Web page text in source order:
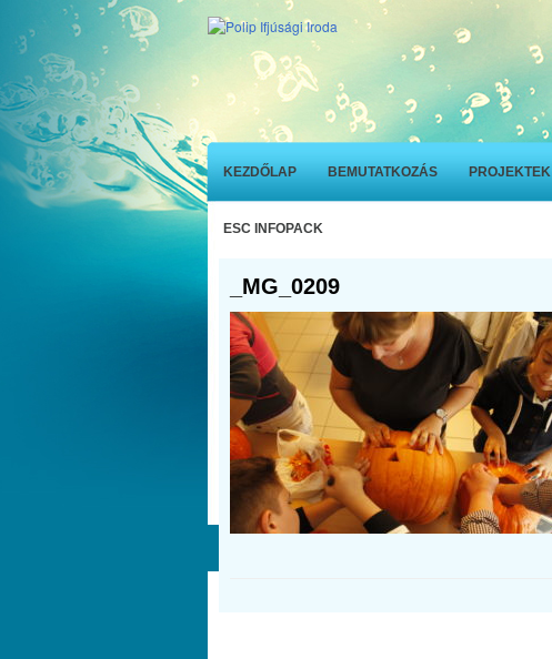
KEZDŐLAP BEMUTATKOZÁS PROJEKTEK
ESC INFOPACK
_MG_0209